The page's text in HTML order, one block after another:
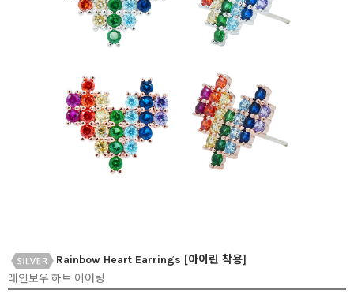
Rainbow Heart Earrings [아이린 착용]
레인보우 하트 이어링